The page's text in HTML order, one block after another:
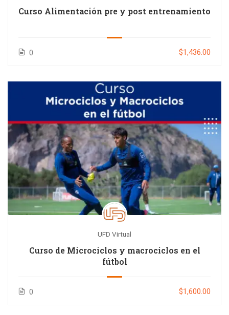
Curso Alimentación pre y post entrenamiento
0 $1,436.00
UFD Virtual
Curso de Microciclos y macrociclos en el
fútbol
0 $1,600.00